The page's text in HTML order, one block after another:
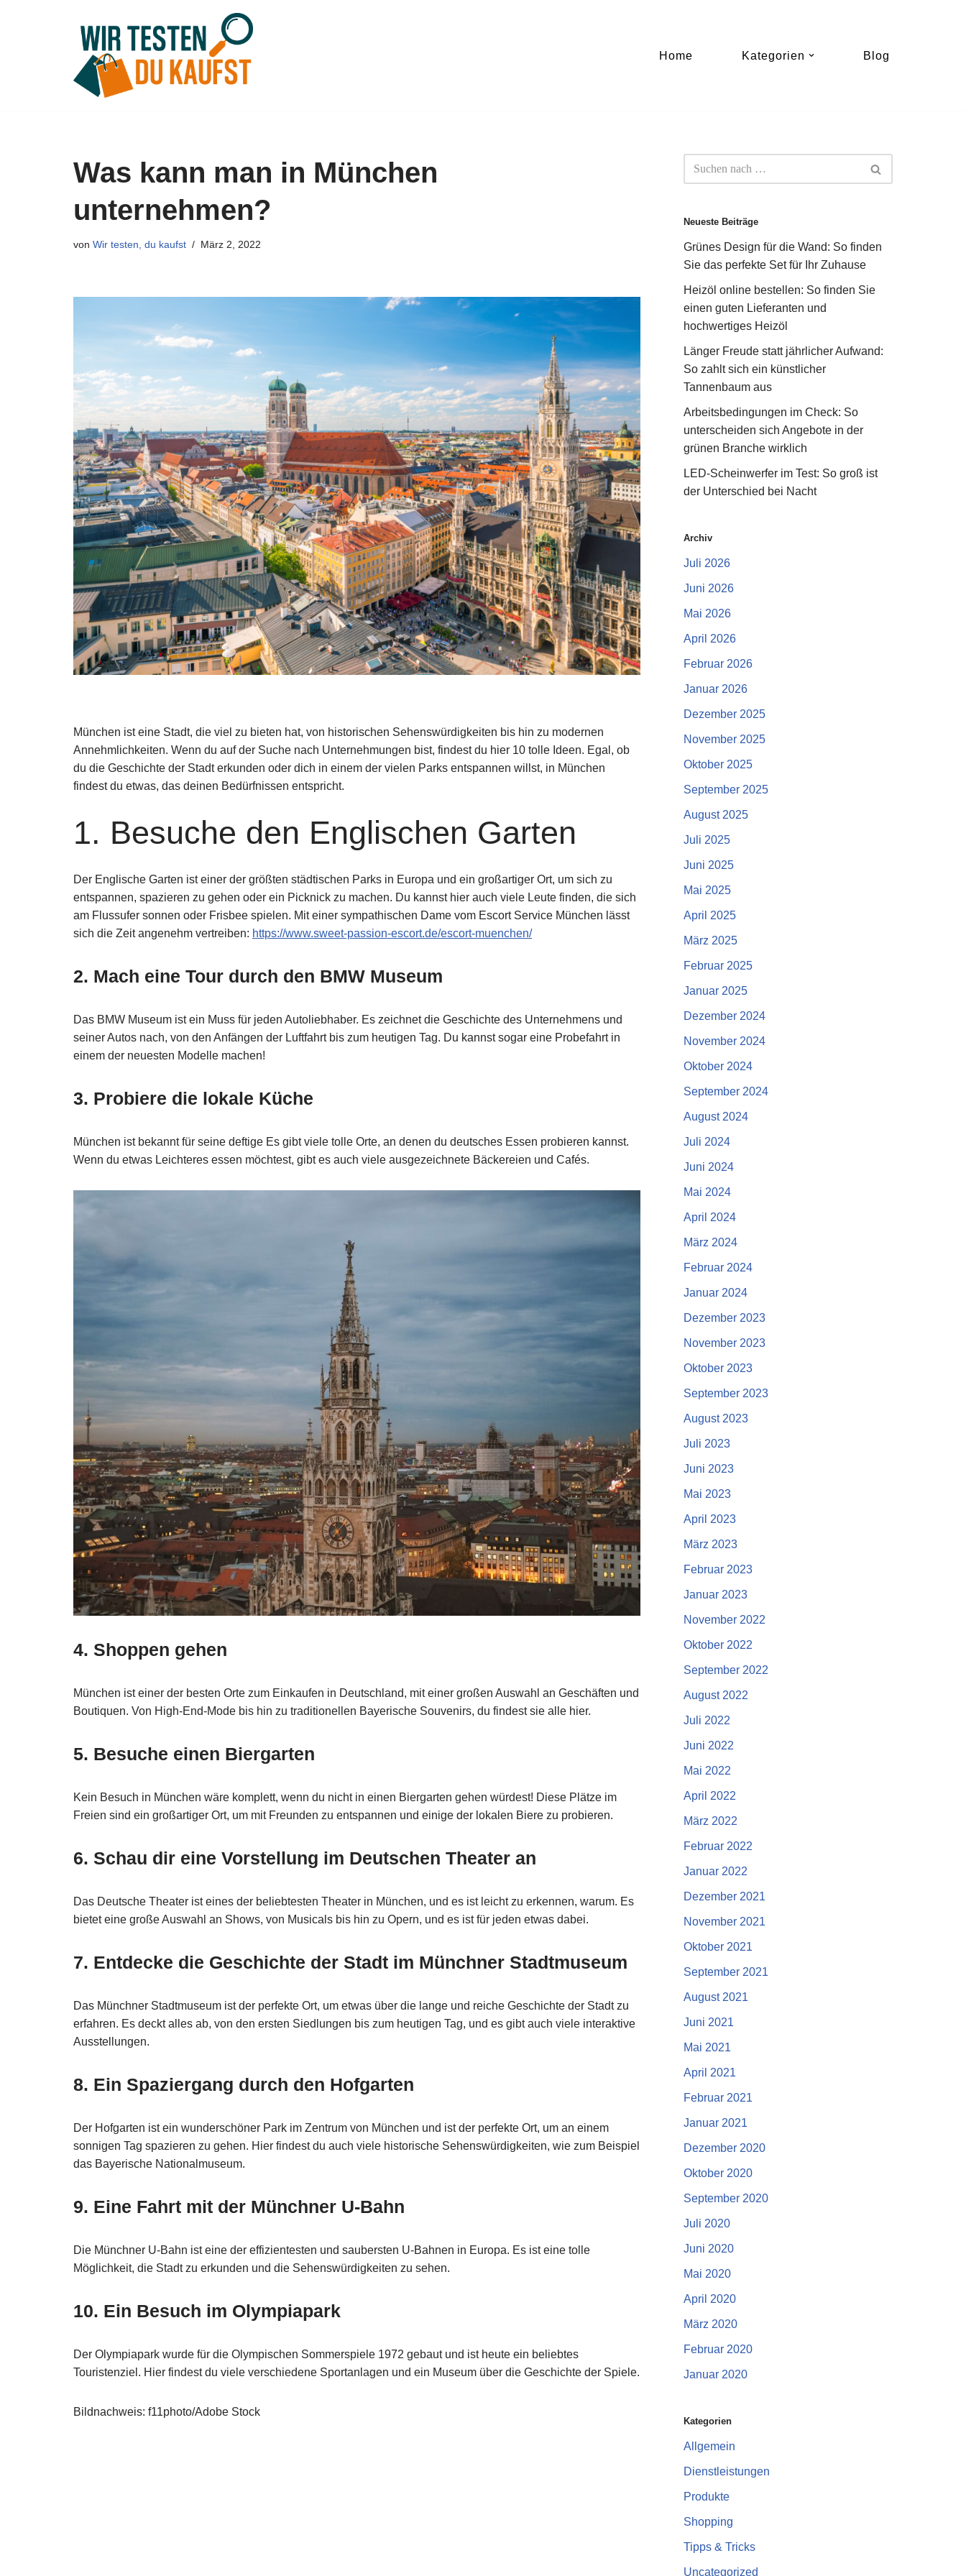
Home Kategorien Blog
Was kann man in München
unternehmen?
von Wir testen, du kaufst März 2, 2022
München ist eine Stadt, die viel zu bieten hat, von historischen Sehenswürdigkeiten bis hin zu modernen
Annehmlichkeiten. Wenn du auf der Suche nach Unternehmungen bist, findest du hier 10 tolle Ideen. Egal, ob
du die Geschichte der Stadt erkunden oder dich in einem der vielen Parks entspannen willst, in München
findest du etwas, das deinen Bedürfnissen entspricht.
1. Besuche den Englischen Garten
Der Englische Garten ist einer der größten städtischen Parks in Europa und ein großartiger Ort, um sich zu
entspannen, spazieren zu gehen oder ein Picknick zu machen. Du kannst hier auch viele Leute finden, die sich
am Flussufer sonnen oder Frisbee spielen. Mit einer sympathischen Dame vom Escort Service München lässt
sich die Zeit angenehm vertreiben: https://www.sweet-passion-escort.de/escort-muenchen/
2. Mach eine Tour durch den BMW Museum
Das BMW Museum ist ein Muss für jeden Autoliebhaber. Es zeichnet die Geschichte des Unternehmens und
seiner Autos nach, von den Anfängen der Luftfahrt bis zum heutigen Tag. Du kannst sogar eine Probefahrt in
einem der neuesten Modelle machen!
3. Probiere die lokale Küche
München ist bekannt für seine deftige Es gibt viele tolle Orte, an denen du deutsches Essen probieren kannst.
Wenn du etwas Leichteres essen möchtest, gibt es auch viele ausgezeichnete Bäckereien und Cafés.
4. Shoppen gehen
München ist einer der besten Orte zum Einkaufen in Deutschland, mit einer großen Auswahl an Geschäften und
Boutiquen. Von High-End-Mode bis hin zu traditionellen Bayerische Souvenirs, du findest sie alle hier.
5. Besuche einen Biergarten
Kein Besuch in München wäre komplett, wenn du nicht in einen Biergarten gehen würdest! Diese Plätze im
Freien sind ein großartiger Ort, um mit Freunden zu entspannen und einige der lokalen Biere zu probieren.
6. Schau dir eine Vorstellung im Deutschen Theater an
Das Deutsche Theater ist eines der beliebtesten Theater in München, und es ist leicht zu erkennen, warum. Es
bietet eine große Auswahl an Shows, von Musicals bis hin zu Opern, und es ist für jeden etwas dabei.
7. Entdecke die Geschichte der Stadt im Münchner Stadtmuseum
Das Münchner Stadtmuseum ist der perfekte Ort, um etwas über die lange und reiche Geschichte der Stadt zu
erfahren. Es deckt alles ab, von den ersten Siedlungen bis zum heutigen Tag, und es gibt auch viele interaktive
Ausstellungen.
8. Ein Spaziergang durch den Hofgarten
Der Hofgarten ist ein wunderschöner Park im Zentrum von München und ist der perfekte Ort, um an einem
sonnigen Tag spazieren zu gehen. Hier findest du auch viele historische Sehenswürdigkeiten, wie zum Beispiel
das Bayerische Nationalmuseum.
9. Eine Fahrt mit der Münchner U-Bahn
Die Münchner U-Bahn ist eine der effizientesten und saubersten U-Bahnen in Europa. Es ist eine tolle
Möglichkeit, die Stadt zu erkunden und die Sehenswürdigkeiten zu sehen.
10. Ein Besuch im Olympiapark
Der Olympiapark wurde für die Olympischen Sommerspiele 1972 gebaut und ist heute ein beliebtes
Touristenziel. Hier findest du viele verschiedene Sportanlagen und ein Museum über die Geschichte der Spiele.
Bildnachweis: f11photo/Adobe Stock
Neueste Beiträge
Grünes Design für die Wand: So finden
Sie das perfekte Set für Ihr Zuhause
Heizöl online bestellen: So finden Sie
einen guten Lieferanten und
hochwertiges Heizöl
Länger Freude statt jährlicher Aufwand:
So zahlt sich ein künstlicher
Tannenbaum aus
Arbeitsbedingungen im Check: So
unterscheiden sich Angebote in der
grünen Branche wirklich
LED-Scheinwerfer im Test: So groß ist
der Unterschied bei Nacht
Archiv
Juli 2026
Juni 2026
Mai 2026
April 2026
Februar 2026
Januar 2026
Dezember 2025
November 2025
Oktober 2025
September 2025
August 2025
Juli 2025
Juni 2025
Mai 2025
April 2025
März 2025
Februar 2025
Januar 2025
Dezember 2024
November 2024
Oktober 2024
September 2024
August 2024
Juli 2024
Juni 2024
Mai 2024
April 2024
März 2024
Februar 2024
Januar 2024
Dezember 2023
November 2023
Oktober 2023
September 2023
August 2023
Juli 2023
Juni 2023
Mai 2023
April 2023
März 2023
Februar 2023
Januar 2023
November 2022
Oktober 2022
September 2022
August 2022
Juli 2022
Juni 2022
Mai 2022
April 2022
März 2022
Februar 2022
Januar 2022
Dezember 2021
November 2021
Oktober 2021
September 2021
August 2021
Juni 2021
Mai 2021
April 2021
Februar 2021
Januar 2021
Dezember 2020
Oktober 2020
September 2020
Juli 2020
Juni 2020
Mai 2020
April 2020
März 2020
Februar 2020
Januar 2020
Kategorien
Allgemein
Dienstleistungen
Produkte
Shopping
Tipps & Tricks
Uncategorized